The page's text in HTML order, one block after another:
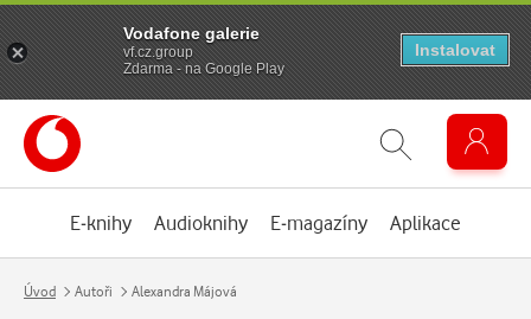
E-knihy Audioknihy E-magazíny Aplikace
Úvod Autoři Alexandra Májová
Vodafone galerie
vf.cz.group
Zdarma - na Google Play
Instalovat